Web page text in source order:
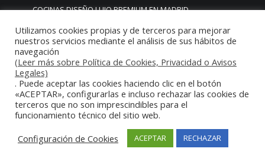
COCINAS DISEÑO LUJO PREMIUM EN MADRID
COCINAS EN ACERO INOXIDABLE EN MADRID
COCINAS ESPECTACULARES
COCINAS EXCLUSIVAS ÚNICAS EN MADRID
Cocinas Expositores Comedores Empresas Universidades
Colegios
COCINAS FABRICADAS EN ACERO INOXIDABLE EN MADRID
COCINAS FUNCIONALES ADAPTADAS A CUALQUIER ESPACIO
COCINAS GAMA ALTA PARA CHALETS CASAS HOGARES LUJO
PREMIUM
Utilizamos cookies propias y de terceros para mejorar
nuestros servicios mediante el análisis de sus hábitos de
navegación
(Leer más sobre Política de Cookies, Privacidad o Avisos
Legales)
. Puede aceptar las cookies haciendo clic en el botón
«ACEPTAR», configurarlas e incluso rechazar las cookies de
terceros que no son imprescindibles para el
funcionamiento técnico del sitio web.
Configuración de Cookies
ACEPTAR RECHAZAR